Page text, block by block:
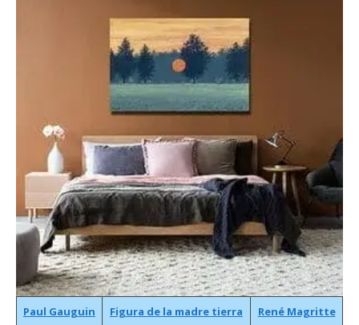
Paul Gauguin Figura de la madre tierra René Magritte